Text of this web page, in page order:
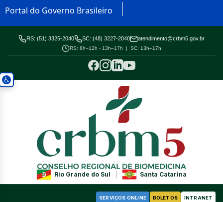
Portal do Governo Brasileiro
RS: (51) 3325-2040 SC: (48) 3227-2040 atendimento@crbm5.gov.br
RS: 8h–12h - 13h–17h | SC: 13h–17h
Rio Grande do Sul Santa Catarina
SERVIÇOS ONLINE BOLETOS INTRANET